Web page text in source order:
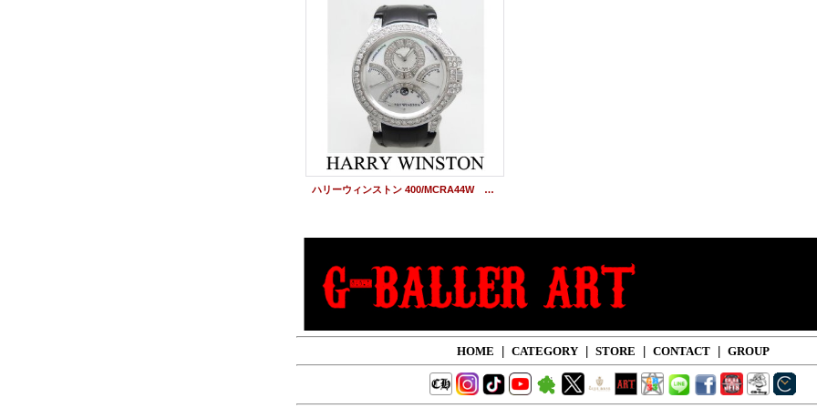
ハリーウィンストン 400/MCRA44W オーシャン3レトログラードクロノグラフ アフターダイヤ
HOME CATEGORY STORE CONTACT GROUP